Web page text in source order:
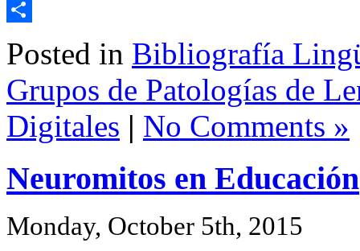
Email
Posted in Bibliografía
Grupos de Patologías de
Digitales | No Comments »
Neuromitos en Educación
Monday, October 5th, 2015